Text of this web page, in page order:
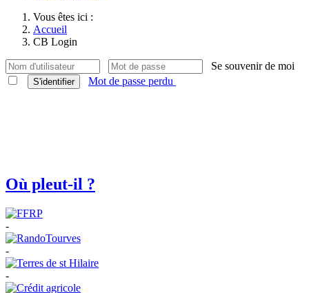
Vous êtes ici :
Accueil
CB Login
Se souvenir de moi
S'identifier Mot de passe perdu
Où pleut-il ?
-
-
-